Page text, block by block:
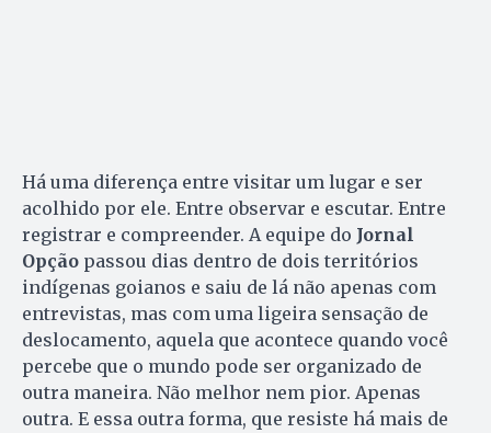
Há uma diferença entre visitar um lugar e ser
acolhido por ele. Entre observar e escutar. Entre
registrar e compreender. A equipe do Jornal
Opção passou dias dentro de dois territórios
indígenas goianos e saiu de lá não apenas com
entrevistas, mas com uma ligeira sensação de
deslocamento, aquela que acontece quando você
percebe que o mundo pode ser organizado de
outra maneira. Não melhor nem pior. Apenas
outra. E essa outra forma, que resiste há mais de